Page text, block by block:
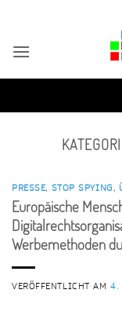
springen
PRESSE, STOP SPYING,
Europäische
Werbemethoden
VERÖFFENTLICHT AM4.